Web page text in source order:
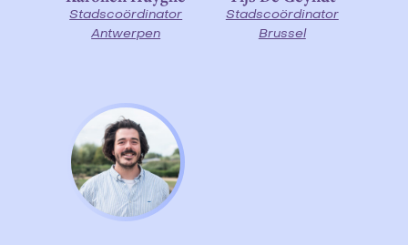
Stadscoördinator
Antwerpen
Stadscoördinator
Brussel